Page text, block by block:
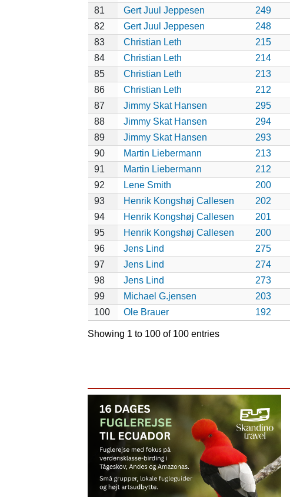
81
Gert Juul Jeppesen 249
82
Gert Juul Jeppesen 248
83
Christian Leth 215
84
Christian Leth 214
85
Christian Leth 213
86
Christian Leth 212
87
Jimmy Skat Hansen 295
88
Jimmy Skat Hansen 294
89
Jimmy Skat Hansen 293
90
Martin Liebermann 213
91
Martin Liebermann 212
92
Lene Smith 200
93
Henrik Kongshøj Callesen 202
94
Henrik Kongshøj Callesen 201
95
Henrik Kongshøj Callesen 200
96
Jens Lind 275
97
Jens Lind 274
98
Jens Lind 273
99
Michael G.jensen 203
100
Ole Brauer 192
Showing 1 to 100 of 100 entries